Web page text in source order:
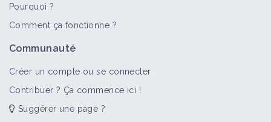
Érable sycomore Rotterdam
Pourquoi ?
Comment ça fonctionne ?
Communauté
Créer un compte ou se connecter
Contribuer ? Ça commence ici !
Suggérer une page ?